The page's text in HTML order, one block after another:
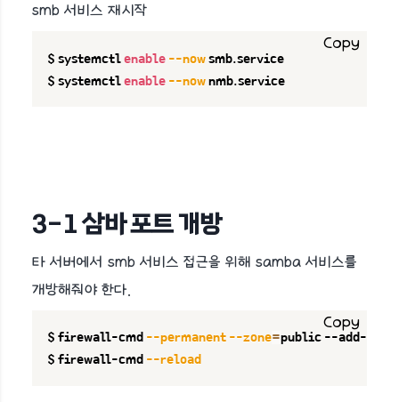
smb 서비스 재시작
$ systemctl enable --now smb.service
$ systemctl enable --now nmb.service
Copy
3-1 삼바 포트 개방
타 서버에서 smb 서비스 접근을 위해 samba 서비스를
개방해줘야 한다.
$ firewall-cmd --permanent --zone=public --add-
$ firewall-cmd --reload
Copy